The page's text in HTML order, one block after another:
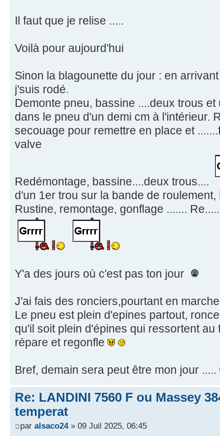
Il faut que je relise .....
Voilà pour aujourd'hui
Sinon la blagounette du jour : en
j'suis rodé.
Demonte pneu, bassine ....deux trous
dans le pneu d'un demi cm à l'intérieur.
secouage pour remettre en place et
valve
Redémontage, bassine....deux trous....
d'un 1er trou sur la bande de
Rustine, remontage, gonflage .......
Y'a des jours où c'est pas ton jour
J'ai fais des ronciers,pourtant en
Le pneu est plein d'epines partout,
qu'il soit plein d'épines qui ressortent au
répare et regonfle
Bref, demain sera peut être mon jour .....
Re: LANDINI 7560 F ou Massey
temperat
par alsaco24» 09 Juil 2025, 06:45